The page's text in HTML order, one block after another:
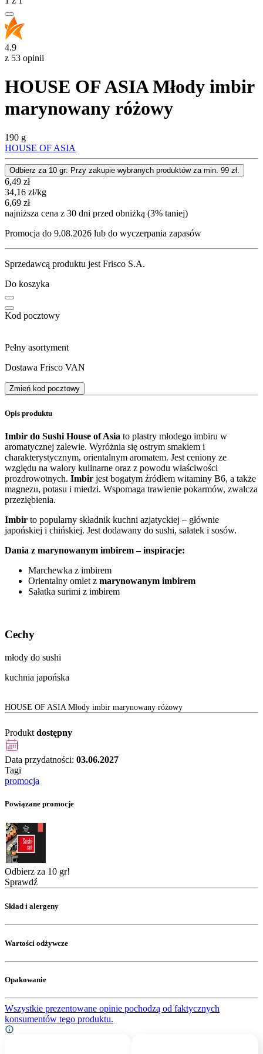
4.9
z 53 opinii
HOUSE OF ASIA Młody imbir
marynowany różowy
190 g
HOUSE OF ASIA
Odbierz za 10 gr: Przy zakupie wybranych produktów za min. 99 zł.
Cena promocyjna
6,49 zł
34,16 zł/kg
6,69 zł
najniższa cena z 30 dni przed obniżką (3% taniej)
Promocja do 9.08.2026 lub do wyczerpania zapasów
Sprzedawcą produktu jest Frisco S.A.
Do koszyka
Kod pocztowy
Pełny asortyment
Dostawa Frisco VAN
Zmień kod pocztowy
Opis produktu
Imbir do Sushi House of Asia to plastry młodego imbiru w
aromatycznej zalewie. Wyróżnia się ostrym smakiem i
charakterystycznym, orientalnym aromatem. Jest ceniony ze
względu na walory kulinarne oraz z powodu właściwości
prozdrowotnych. Imbir jest bogatym źródłem witaminy B6, a także
magnezu, potasu i miedzi. Wspomaga trawienie pokarmów, zwalcza
przeziębienia.
Imbir to popularny składnik kuchni azjatyckiej – głównie
japońskiej i chińskiej. Jest dodawany do sushi, sałatek i sosów.
Dania z marynowanym imbirem – inspiracje:
Marchewka z imbirem
Orientalny omlet z marynowanym imbirem
Sałatka surimi z imbirem
Cechy
młody do sushi
kuchnia japońska
HOUSE OF ASIA Młody imbir marynowany różowy
Produkt dostępny
Data przydatności: 03.06.2027
Tagi
promocja
Powiązane promocje
Odbierz za 10 gr!
Sprawdź
Skład i alergeny
Wartości odżywcze
Opakowanie
Wszystkie prezentowane opinie pochodzą od faktycznych
konsumentów tego produktu.